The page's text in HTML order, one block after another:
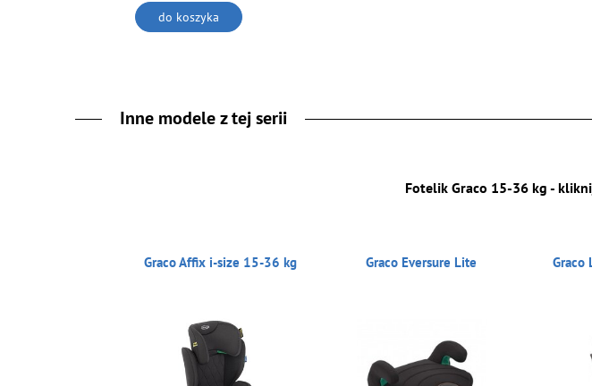
do koszyka
Inne modele z tej serii
Fotelik Graco 15-36 kg -
Graco Affix i-size 15-36 kg Graco Eversure Lite Graco